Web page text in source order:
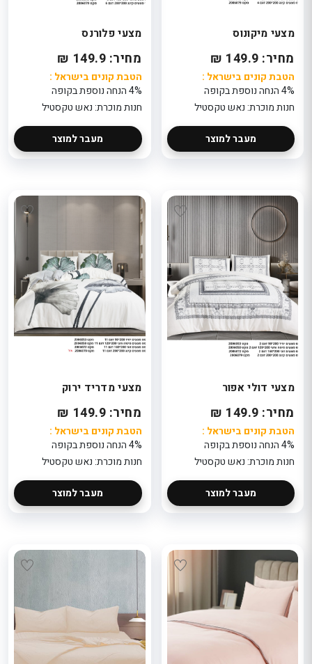
מצעי מיקונוס
מחיר: 149.9 ₪
הטבת קונים בישראל :
4% הנחה נוספת בקופה
חנות מוכרת: נאש טקסטיל
מעבר למוצר
מצעי פלורנס
מחיר: 149.9 ₪
הטבת קונים בישראל :
4% הנחה נוספת בקופה
חנות מוכרת: נאש טקסטיל
מעבר למוצר
מצעי דולי אפור
מחיר: 149.9 ₪
הטבת קונים בישראל :
4% הנחה נוספת בקופה
חנות מוכרת: נאש טקסטיל
מעבר למוצר
מצעי מדריד ירוק
מחיר: 149.9 ₪
הטבת קונים בישראל :
4% הנחה נוספת בקופה
חנות מוכרת: נאש טקסטיל
מעבר למוצר